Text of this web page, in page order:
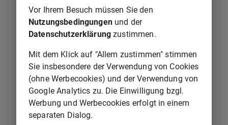
(1) Ein Beschluss der Gesellschafter kann wegen
Verletzung von Rechtsvorschriften durch Klage auf
Nichtigerklärung angefochten werden
(2) Ein Gesellschafterbeschluss ist von Anfang an
nichtig, wenn er
1.
durch seinen Inhalt Rechtsvorschriften
verletzt, auf deren Einhaltung die
Gesellschafter nicht verzichten können,
Vor Ihrem Besuch müssen Sie den
Nutzungsbedingungenund der
Datenschutzerklärung zustimmen.
Mit dem Klick auf "Allem zustimmen" stimmen
Sie insbesondere der Verwendung von Cookies
(ohne Werbecookies) und der Verwendung von
Google Analytics zu. Die Einwilligung bzgl.
Werbung und Werbecookies erfolgt in einem
separaten Dialog.